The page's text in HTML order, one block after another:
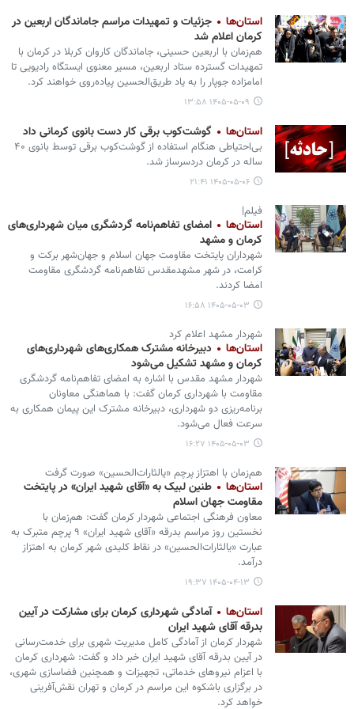
استان‌ها
جزئیات و تمهیدات مراسم جاماندگان اربعین در
کرمان اعلام شد
هم‌زمان با اربعین حسینی، جاماندگان کاروان کربلا در کرمان با
تمهیدات گسترده ستاد اربعین، مسیر معنوی ایستگاه رادیویی تا
امامزاده جوپار را به یاد طریق‌الحسین پیاده‌روی خواهند کرد.
۱۴۰۵-۰۵-۰۹ ۱۳:۵۸
استان‌ها گوشت‌کوب برقی کار دست بانوی کرمانی داد
بی‌احتیاطی هنگام استفاده از گوشت‌کوب برقی توسط بانوی ۴۰
ساله در کرمان دردسرساز شد.
۱۴۰۵-۰۵-۰۶ ۲۱:۴۱
فیلم|
استان‌ها
امضای تفاهم‌نامه گردشگری میان شهرداری‌های
کرمان و مشهد
شهرداران پایتخت مقاومت جهان اسلام و جهان‌شهر برکت و
کرامت، در شهر مشهدمقدس تفاهم‌نامه گردشگری مقاومت
امضا کردند.
۱۴۰۵-۰۵-۰۳ ۱۶:۵۸
شهردار مشهد اعلام کرد
استان‌ها
دبیرخانه مشترک همکاری‌های شهرداری‌های
کرمان و مشهد تشکیل می‌شود
شهردار مشهد مقدس با اشاره به امضای تفاهم‌نامه گردشگری
مقاومت با شهرداری کرمان گفت: با هماهنگی معاونان
برنامه‌ریزی دو شهرداری، دبیرخانه مشترک این پیمان همکاری به
سرعت فعال می‌شود.
۱۴۰۵-۰۵-۰۳ ۱۶:۲۷
هم‌زمان با اهتزاز پرچم «یالثارات‌الحسین» صورت گرفت
استان‌ها
طنین لبیک به «آقای شهید ایران» در پایتخت
مقاومت جهان اسلام
معاون فرهنگی اجتماعی شهردار کرمان گفت: هم‌زمان با
نخستین روز مراسم بدرقه «آقای شهید ایران» ۹ پرچم متبرک به
عبارت «یالثارات‌الحسین» در نقاط کلیدی شهر کرمان به اهتزاز
درآمد.
۱۴۰۵-۰۴-۱۳ ۱۹:۳۷
استان‌ها
آمادگی شهرداری کرمان برای مشارکت در آیین
بدرقه آقای شهید ایران
شهردار کرمان از آمادگی کامل مدیریت شهری برای خدمت‌رسانی
در آیین بدرقه آقای شهید ایران خبر داد و گفت: شهرداری کرمان
با اعزام نیروهای خدماتی، تجهیزات و همچنین فضاسازی شهری،
در برگزاری باشکوه این مراسم در کرمان و تهران نقش‌آفرینی
خواهد کرد.